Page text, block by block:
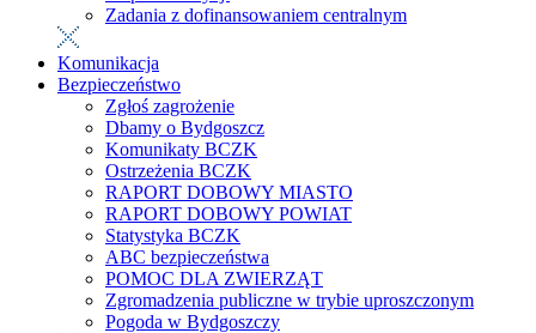
Zadania z dofinansowaniem centralnym
Komunikacja
Bezpieczeństwo
Zgłoś zagrożenie
Dbamy o Bydgoszcz
Komunikaty BCZK
Ostrzeżenia BCZK
RAPORT DOBOWY MIASTO
RAPORT DOBOWY POWIAT
Statystyka BCZK
ABC bezpieczeństwa
POMOC DLA ZWIERZĄT
Zgromadzenia publiczne w trybie uproszczonym
Pogoda w Bydgoszczy